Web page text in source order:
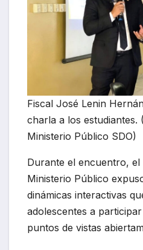
Fiscal José Lenin
charla a los estudiantes.
Ministerio Público SDO)
Durante el encuentro,
Ministerio Público
dinámicas interactivas
adolescentes a
puntos de vistas